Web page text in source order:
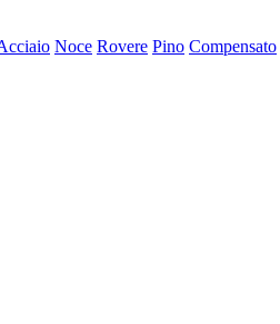
Noce Rovere Pino Compensato